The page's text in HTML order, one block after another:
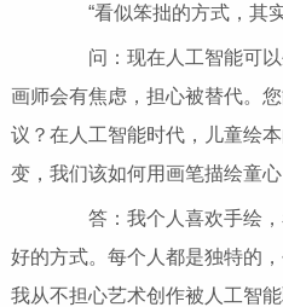
“看似笨拙的方式，其实
问：现在人工智能可以
画师会有焦虑，担心被替代。
议？在人工智能时代，儿童绘
变，我们该如何用画笔描绘童心
答：我个人喜欢手绘，
好的方式。每个人都是独特的
我从不担心艺术创作被人工智